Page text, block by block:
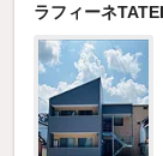
ラフィーネ